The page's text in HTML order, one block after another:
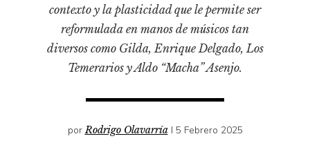
Libros usados
Literatura
Medioambiente
Narrativas visuales
contexto y la plasticidad que le permite ser
reformulada en manos de músicos tan
diversos como Gilda, Enrique Delgado, Los
Temerarios y Aldo “Macha” Asenjo.
porRodrigo Olavarría I 5 Febrero 2025